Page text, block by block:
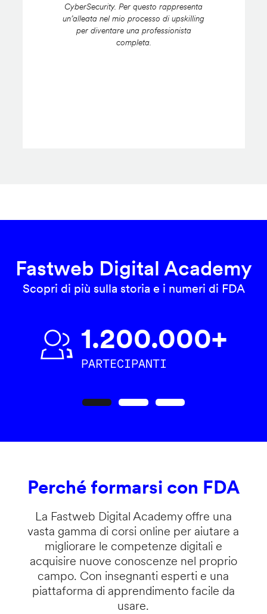
CyberSecurity. Per questo rappresenta
un’alleata nel mio processo di upskilling
per diventare una professionista
completa.
Fastweb Digital Academy
Scopri di più sulla storia e i numeri di FDA
1.200.000+
PARTECIPANTI
Perché formarsi con FDA
La Fastweb Digital Academy offre una
vasta gamma di corsi online per aiutare a
migliorare le competenze digitali e
acquisire nuove conoscenze nel proprio
campo. Con insegnanti esperti e una
piattaforma di apprendimento facile da
usare.